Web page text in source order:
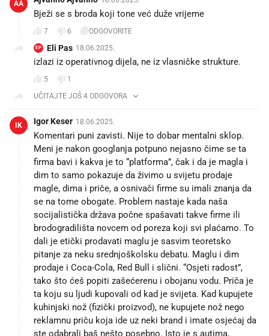
AA
Bježi se s broda koji tone već duže vrijeme
7 6 ODGOVORITE
EP Eli Pas 18.06.2025.
izlazi iz operativnog dijela, ne iz vlasničke strukture.
5
1
UČITAJTE JOŠ 4 ODGOVORA
IK Igor Keser 18.06.2025.
Komentari puni zavisti. Nije to dobar mentalni sklop.
Meni je nakon googlanja potpuno nejasno čime se ta
firma bavi i kakva je to “platforma”, čak i da je magla i
dim to samo pokazuje da živimo u svijetu prodaje
magle, dima i priče, a osnivači firme su imali znanja da
se na tome obogate. Problem nastaje kada naša
socijalistička država počne spašavati takve firme ili
brodogradilišta novcem od poreza koji svi plaćamo. To
dali je etički prodavati maglu je sasvim teoretsko
pitanje za neku srednjoškolsku debatu. Maglu i dim
prodaje i Coca-Cola, Red Bull i slični. “Osjeti radost”,
tako što ćeš popiti zašećerenu i obojanu vodu. Priča je
ta koju su ljudi kupovali od kad je svijeta. Kad kupujete
kuhinjski nož (fizički proizvod), ne kupujete nož nego
reklamnu priču koja ide uz neki brand i imate osjećaj da
ste odabrali baš nešto posebno. Isto je s autima,